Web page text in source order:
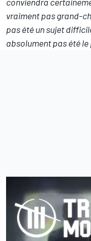
vraiment pas grand-
pas été un sujet
absolument pas été le